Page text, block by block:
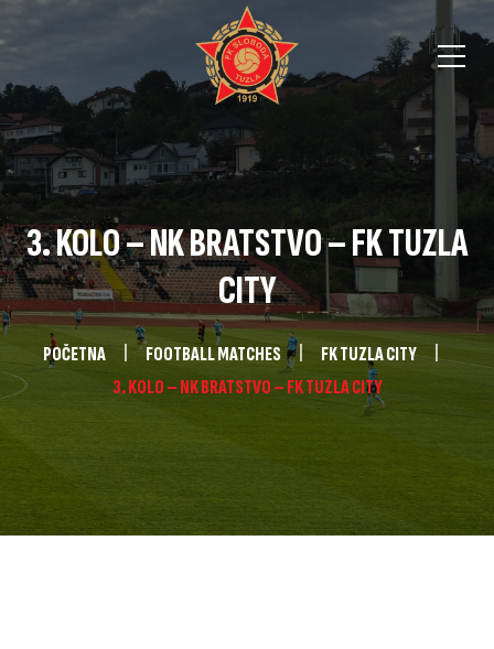
3. KOLO – NK BRATSTVO – FK TUZLA
CITY
POČETNA FOOTBALL MATCHES
FK TUZLA CITY
3. KOLO – NK BRATSTVO – FK TUZLA CITY